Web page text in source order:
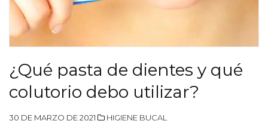
¿Qué pasta de dientes y qué
colutorio debo utilizar?
30 DE MARZO DE 2021 HIGIENE BUCAL